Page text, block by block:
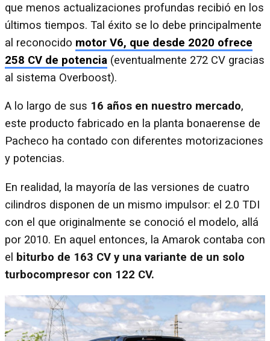
que menos actualizaciones profundas recibió en los
últimos tiempos. Tal éxito se lo debe principalmente
al reconocido motor V6, que desde 2020 ofrece
258 CV de potencia (eventualmente 272 CV gracias
al sistema Overboost).
A lo largo de sus 16 años en nuestro mercado,
este producto fabricado en la planta bonaerense de
Pacheco ha contado con diferentes motorizaciones
y potencias.
En realidad, la mayoría de las versiones de cuatro
cilindros disponen de un mismo impulsor: el 2.0 TDI
con el que originalmente se conoció el modelo, allá
por 2010. En aquel entonces, la Amarok contaba con
el biturbo de 163 CV y una variante de un solo
turbocompresor con 122 CV.